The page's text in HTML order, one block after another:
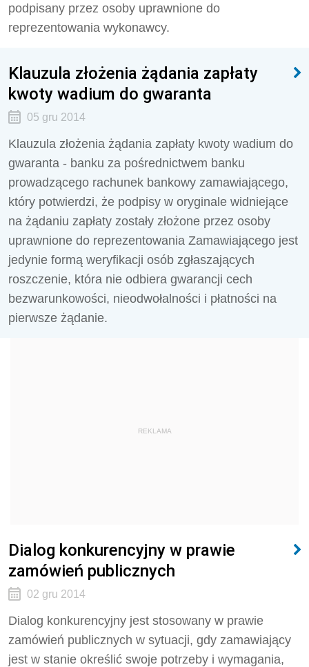
podpisany przez osoby uprawnione do
reprezentowania wykonawcy.
Klauzula złożenia żądania zapłaty
kwoty wadium do gwaranta
05 gru 2014
Klauzula złożenia żądania zapłaty kwoty wadium do
gwaranta - banku za pośrednictwem banku
prowadzącego rachunek bankowy zamawiającego,
który potwierdzi, że podpisy w oryginale widniejące
na żądaniu zapłaty zostały złożone przez osoby
uprawnione do reprezentowania Zamawiającego jest
jedynie formą weryfikacji osób zgłaszających
roszczenie, która nie odbiera gwarancji cech
bezwarunkowości, nieodwołalności i płatności na
pierwsze żądanie.
REKLAMA
Dialog konkurencyjny w prawie
zamówień publicznych
02 gru 2014
Dialog konkurencyjny jest stosowany w prawie
zamówień publicznych w sytuacji, gdy zamawiający
jest w stanie określić swoje potrzeby i wymagania,